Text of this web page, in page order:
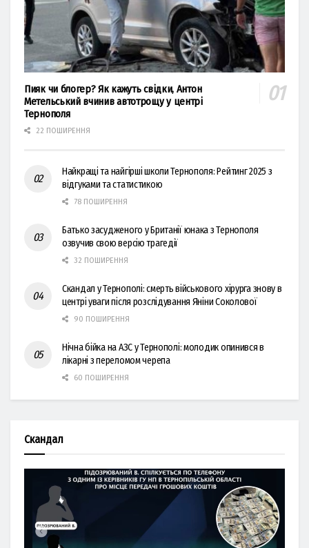
Пияк чи блогер? Як кажуть свідки, Антон
Метельський вчинив автотрощу у центрі
Тернополя
22 ПОШИРЕННЯ
Найкращі та найгірші школи Тернополя: Рейтинг 2025 з
відгуками та статистикою
78 ПОШИРЕННЯ
Батько засудженого у Британії юнака з Тернополя
озвучив свою версію трагедії
32 ПОШИРЕННЯ
Скандал у Тернополі: смерть військового хірурга знову в
центрі уваги після розслідування Яніни Соколової
90 ПОШИРЕННЯ
Нічна бійка на АЗС у Тернополі: молодик опинився в
лікарні з переломом черепа
60 ПОШИРЕННЯ
Скандал